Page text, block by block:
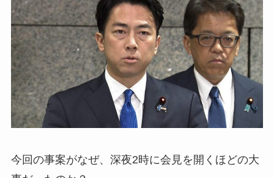
今回の事案がなぜ、深夜2時に会見を開くほどの大